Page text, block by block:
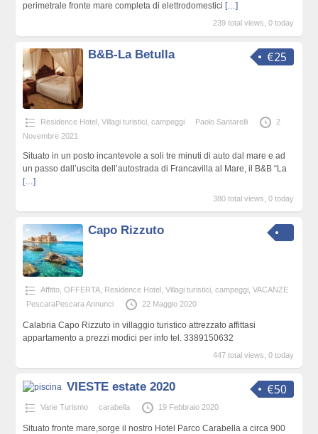
perimetrale fronte mare completa di elettrodomestici […]
239 total views, 0 today
€25
B&B-La Betulla
Residence Hotel, Villagi turistici, campeggi Paolo Santarelli
2
Novembre 2021
Situato in un posto incantevole a soli tre minuti di auto dal mare e ad
un passo dall’uscita dell’autostrada di Francavilla al Mare, il B&B “La
[…]
380 total views, 0 today
Capo Rizzuto
Affitto, OFFERTA, Residence Hotel, Villagi turistici, campeggi, VACANZE
PescaraPescara Annunci
22 Maggio 2020
Calabria Capo Rizzuto in villaggio turistico attrezzato affittasi
appartamento a prezzi modici per info tel. 3389150632
447 total views, 0 today
€50
VIESTE estate 2020
Varie Turismo carabella 19 Febbraio 2020
Situato fronte mare,sorge il nostro Hotel Parco Carabella a circa 900